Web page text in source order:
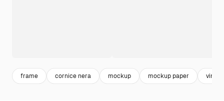
frame cornice nera mockup mockup paper